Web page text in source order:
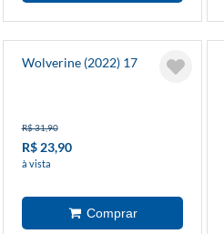
Wolverine (2022) 17
R$ 31,90
R$ 23,90
à vista